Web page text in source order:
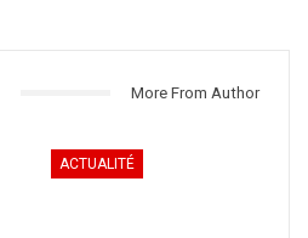
More From Author
ACTUALITÉ